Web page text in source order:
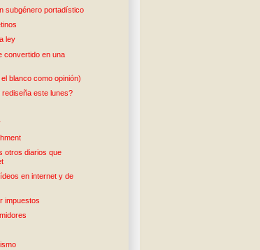
subgénero portadístico
ley
convertido en una
blanco como opinión)
este lunes?
otros diarios que
en internet y de
impuestos